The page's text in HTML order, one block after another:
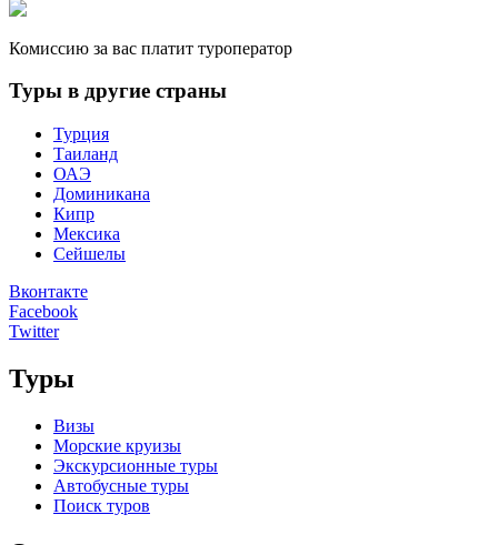
Комиссию за вас платит туроператор
Туры в другие страны
Турция
Таиланд
ОАЭ
Доминикана
Кипр
Мексика
Сейшелы
Вконтакте
Facebook
Twitter
Туры
Визы
Морские круизы
Экскурсионные туры
Автобусные туры
Поиск туров